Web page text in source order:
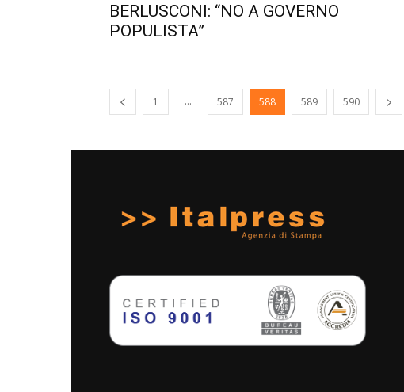
BERLUSCONI: “NO A GOVERNO
POPULISTA”
1 ... 587 588 589 590